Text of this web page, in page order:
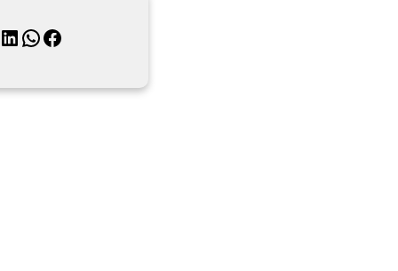
LinkedIn WhatsApp Facebook